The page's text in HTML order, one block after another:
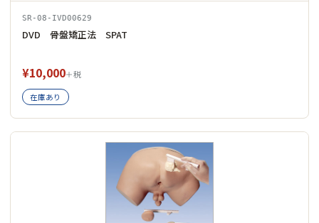
SR-08-IVD00629
DVD 骨盤矯正法 SPAT
¥10,000＋税
在庫あり